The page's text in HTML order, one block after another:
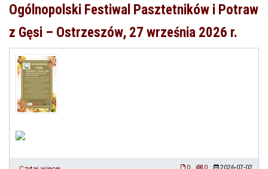
programu
Wieś”
Ogólnopolski Festiwal Pasztetników i Potraw
z Gęsi – Ostrzeszów, 27 września 2026 r.
0 0 2026-07-02